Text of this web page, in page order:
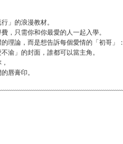
」的浪漫教材。
，只需你和你最愛的人一起入學。
理論，而是想告訴每個愛情的「初哥」：
渝」的封面，誰都可以當主角。
唇膏印。